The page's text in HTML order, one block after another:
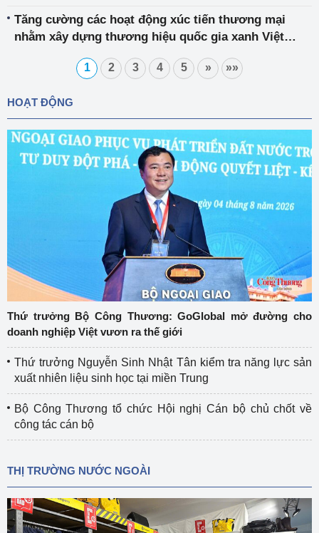
Tăng cường các hoạt động xúc tiến thương mại
nhằm xây dựng thương hiệu quốc gia xanh Việt
1 2 3 4 5 » »»
HOẠT ĐỘNG
Thứ trưởng Bộ Công Thương: GoGlobal mở đường cho
doanh nghiệp Việt vươn ra thế giới
Thứ trưởng Nguyễn Sinh Nhật Tân kiểm tra năng lực sản
xuất nhiên liệu sinh học tại miền Trung
Bộ Công Thương tổ chức Hội nghị Cán bộ chủ chốt về
công tác cán bộ
THỊ TRƯỜNG NƯỚC NGOÀI